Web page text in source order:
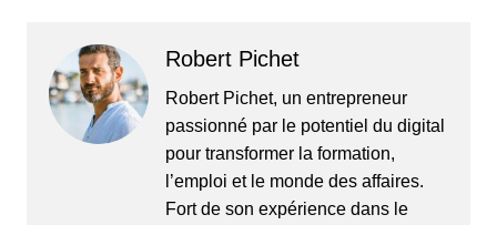
Robert Pichet
Robert Pichet, un entrepreneur
passionné par le potentiel du digital
pour transformer la formation,
l’emploi et le monde des affaires.
Fort de son expérience dans le